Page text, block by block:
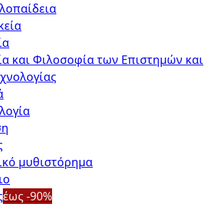
και Φιλοσοφία των Επιστημών και
μυθιστόρημα
έως -90%